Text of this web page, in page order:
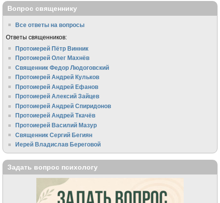
Вопрос священнику
Все ответы на вопросы
Ответы священников:
Протоиерей Пётр Винник
Протоиерей Олег Махнёв
Священник Федор Людоговский
Протоиерей Андрей Кульков
Протоиерей Андрей Ефанов
Протоиерей Алексий Зайцев
Протоиерей Андрей Спиридонов
Протоиерей Андрей Ткачёв
Протоиерей Василий Мазур
Священник Сергий Бегиян
Иерей Владислав Береговой
Задать вопрос психологу